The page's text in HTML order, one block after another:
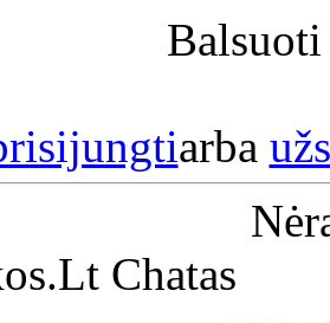
arba
Chatas